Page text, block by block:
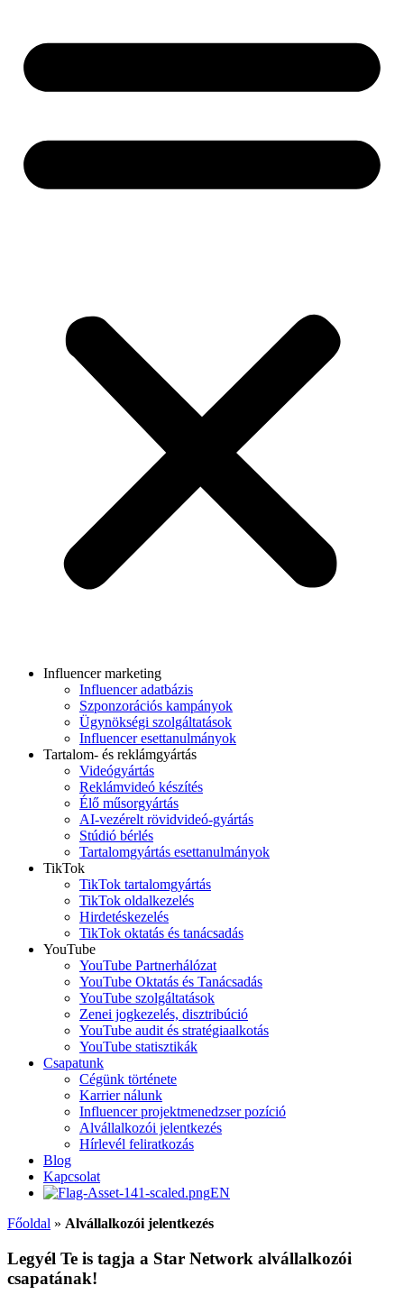
Influencer marketing
Influencer adatbázis
Szponzorációs kampányok
Ügynökségi szolgáltatások
Influencer esettanulmányok
Tartalom- és reklámgyártás
Videógyártás
Reklámvideó készítés
Élő műsorgyártás
AI-vezérelt rövidvideó-gyártás
Stúdió bérlés
Tartalomgyártás esettanulmányok
TikTok
TikTok tartalomgyártás
TikTok oldalkezelés
Hirdetéskezelés
TikTok oktatás és tanácsadás
YouTube
YouTube Partnerhálózat
YouTube Oktatás és Tanácsadás
YouTube szolgáltatások
Zenei jogkezelés, disztribúció
YouTube audit és stratégiaalkotás
YouTube statisztikák
Csapatunk
Cégünk története
Karrier nálunk
Influencer projektmenedzser pozíció
Alvállalkozói jelentkezés
Hírlevél feliratkozás
Blog
Kapcsolat
EN
Főoldal » Alvállalkozói jelentkezés
Legyél Te is tagja a Star Network alvállalkozói
csapatának!